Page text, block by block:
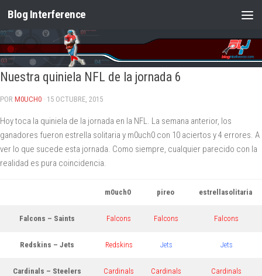
Saltar al contenido
Blog Interference
Nuestra quiniela NFL de la jornada 6
POR M0UCH0 · 15 OCTUBRE, 2015
Hoy toca la quiniela de la jornada en la NFL. La semana anterior, los
ganadores fueron estrella solitaria y m0uch0 con 10 aciertos y 4 errores. A
ver lo que sucede esta jornada. Como siempre, cualquier parecido con la
realidad es pura coincidencia.
m0uch0 pireo estrellasolitaria
Falcons – Saints Falcons Falcons Falcons
Redskins – Jets Redskins Jets Jets
Cardinals – Steelers Cardinals Cardinals Cardinals